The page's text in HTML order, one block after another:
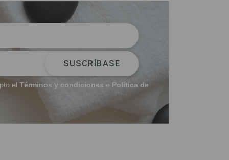
SUSCRÍBASE
el Términos y condiciones e Política de